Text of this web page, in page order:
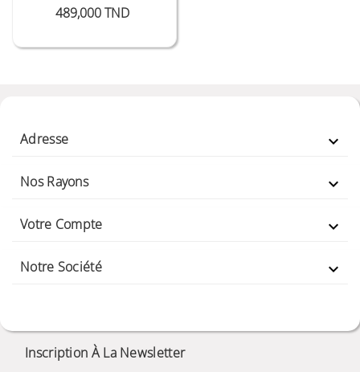
489,000 TND
Adresse 
Nos Rayons 
Votre Compte 
Notre Société 
Inscription À La Newsletter